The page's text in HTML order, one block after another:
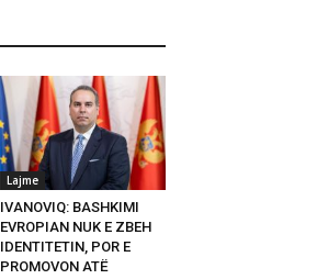
Lajme
IVANOVIQ: BASHKIMI
EVROPIAN NUK E ZBEH
IDENTITETIN, POR E
PROMOVON ATË